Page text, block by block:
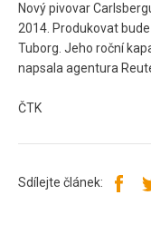
Nový pivovar
2014. Produkovat
Tuborg. Jeho roční
napsala agentura
ČTK
Sdílejte článek: